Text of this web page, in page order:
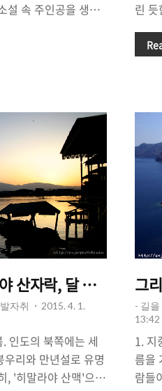
설 속 주인공을 생각
. 사막 여행, 사막의
달랐다. 내가 속한 일
몇몇이 나에게 다
탁을 들어줄 수 없었
어주지 않는 것이 옳
린
가
달리
국
을 타
긴
하
산자락, 달 호수 위에서
자취
2015. 4. 1.
인도의 북쪽에는 세
리와 만년설로 유명
, '히말라야 산맥'으로
그
- 길
13:42
1. 지
름을
람들